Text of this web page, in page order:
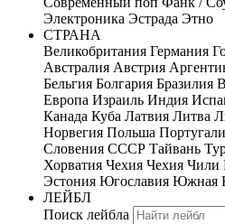
Электроника Эстрада Этно
СТРАНА
Великобритания Германия
Австралия Австрия
Бельгия Болгария Бразилия
Европа Израиль Индия
Канада Куба Латвия Литва
Норвегия Польша
Словения СССР Тайвань
Хорватия Чехия Чехия Чили
Эстония Югославия Южная
ЛЕЙБЛ
Поиск лейбла